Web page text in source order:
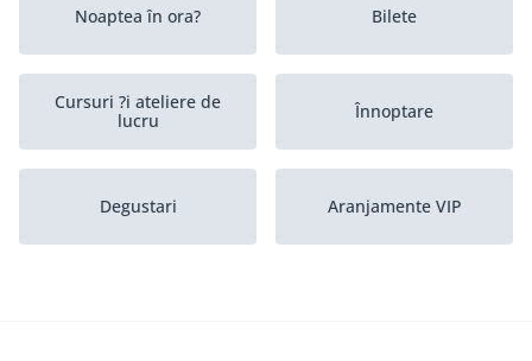
Noaptea în ora? Bilete
Cursuri ?i ateliere de
lucru
Înnoptare
Degustari Aranjamente VIP